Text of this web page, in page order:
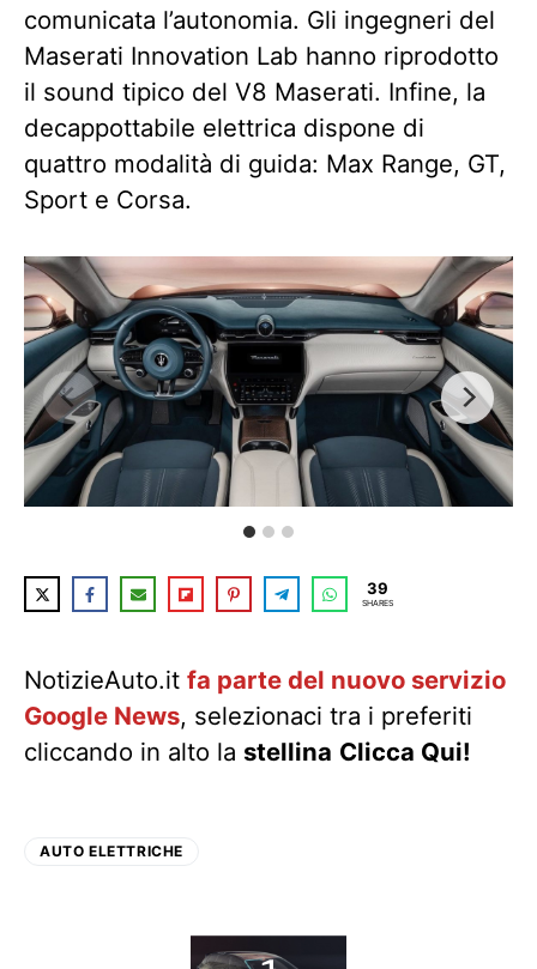
comunicata l’autonomia. Gli ingegneri del
Maserati Innovation Lab hanno riprodotto
il sound tipico del V8 Maserati. Infine, la
decappottabile elettrica dispone di
quattro modalità di guida: Max Range, GT,
Sport e Corsa.
39
SHARES
NotizieAuto.it fa parte del nuovo servizio
Google News, selezionaci tra i preferiti
cliccando in alto la stellina Clicca Qui!
AUTO ELETTRICHE